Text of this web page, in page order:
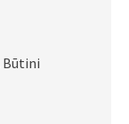
Būtini